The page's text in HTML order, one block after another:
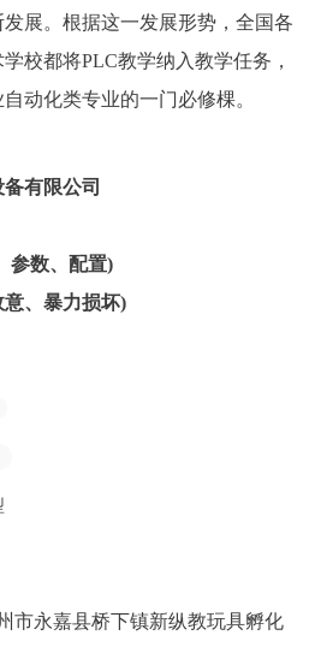
展。根据这一发展形势，全国各
校都将PLC教学纳入教学任务，
动化类专业的一门必修棵。
有限公司
参数、配置)
、暴力损坏)
市永嘉县桥下镇新纵教玩具孵化